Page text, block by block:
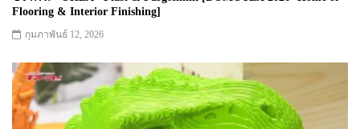
Flooring & Interior Finishing]
กุมภาพันธ์ 12, 2026